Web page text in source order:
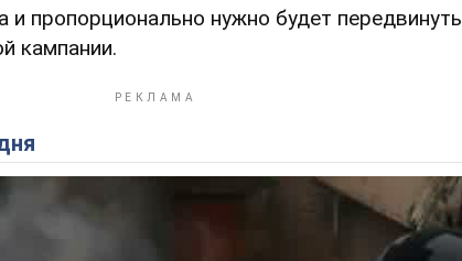
и пропорционально нужно будет передвинуть
кампании.